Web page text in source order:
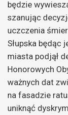
będzie
szanując
uczczenia
Słupska będąc
miasta podjął
Honorowych
ważnych dat
na fasadzie
uniknąć